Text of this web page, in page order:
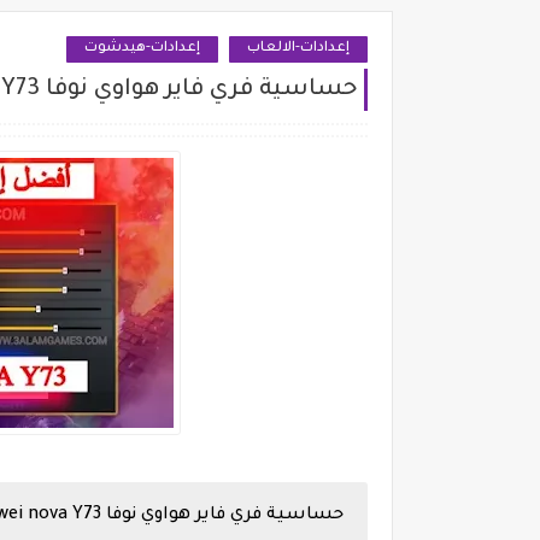
إعدادات-الالعاب إعدادات-هيدشوت
حساسية فري فاير هواوي نوفا Huawei nova Y73
حساسية فري فاير هواوي نوفا Huawei nova Y73